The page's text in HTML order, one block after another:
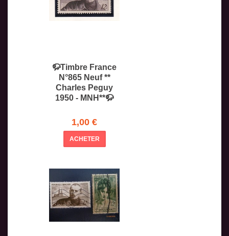
🦬Timbre France
N°865 Neuf **
Charles Peguy
1950 - MNH**🦬
1,00 €
ACHETER